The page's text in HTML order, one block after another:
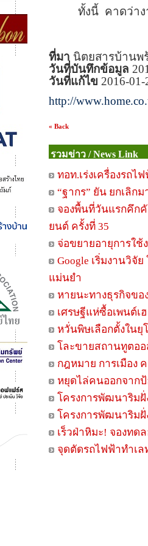
ทั้งนี้ คาดว่า
ที่มา นิตยสารบ้านพ
วันที่บันทึกข้อมูล
วันที่แก้ไข 2016-
http://
« Back
รวมข่าว / News Link
ทอท.เร่งเครื่องรถ
“ฐากร” ยัน ยกเลิก
จองพื้นที่วันแรกคึก
ยนต์ ครั้งที่ 35
จ่อขยายอายุการใช้
Google เริ่มงานวิจั
แม่นยำ
หายนะทางธุรกิจขอ
เศรษฐีแห่ซื้อเพนต์เ
หวั่นพิษเลือกตั้งในยุ
โละขายสถานทูตออ
กฎหมาย การเมือง
หยุดไล่คนออกจาก
โครงการพัฒนาริมฝั่
โครงการพัฒนาริม
เร็วฝ่าหิมะ! จองทด
จุดตัดรถไฟฟ้าทำเ